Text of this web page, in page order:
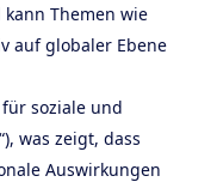
Themen wie
auf globaler Ebene
soziale und
was zeigt, dass
Auswirkungen